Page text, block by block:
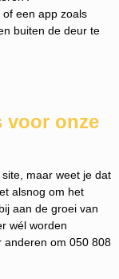
een app zoals
buiten de deur te
voor onze
maar weet je dat
alsnog om het
aan de groei van
wél worden
anderen om 050 808